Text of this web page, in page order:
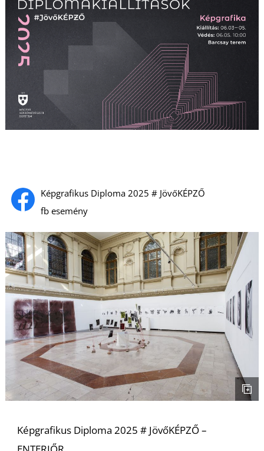
Képgrafikus Diploma 2025 # JövőKÉPZŐ
fb esemény
Képgrafikus Diploma 2025 # JövőKÉPZŐ –